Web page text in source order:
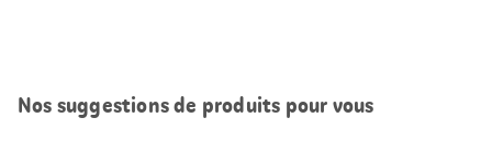
Nos suggestions de produits pour vous